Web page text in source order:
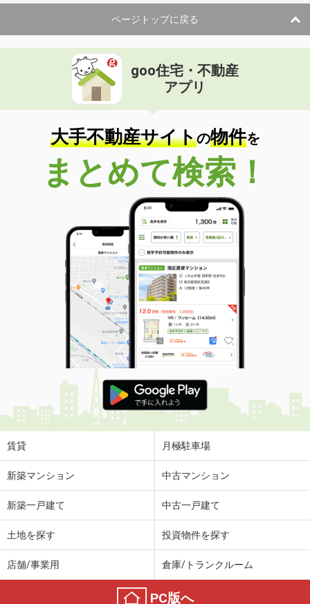
ページトップに戻る
goo住宅・不動産
アプリ
大手不動産サイトの物件を
まとめて検索！
賃貸 月極駐車場
新築マンション 中古マンション
新築一戸建て 中古一戸建て
土地を探す 投資物件を探す
店舗/事業用 倉庫/トランクルーム
PC版へ